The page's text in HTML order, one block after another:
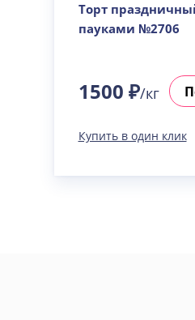
Торт
пауками №2706
1500 ₽/кг
Купить в один клик